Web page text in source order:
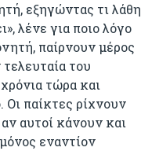
εξηγώντας τι λάθη
λένε για ποιο λόγο
παίρνουν μέρος
του
τώρα και
παίκτες ρίχνουν
αυτοί κάνουν και
εναντίον